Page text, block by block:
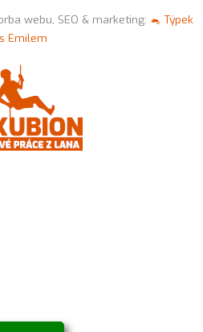
webu, SEO & marketing: 🐁 Týpek
s Emilem